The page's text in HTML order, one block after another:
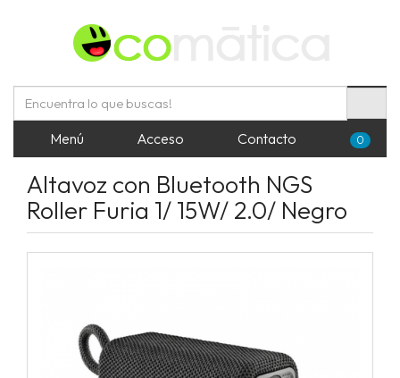
Menú Acceso Contacto 0
Altavoz con Bluetooth NGS
Roller Furia 1/ 15W/ 2.0/ Negro